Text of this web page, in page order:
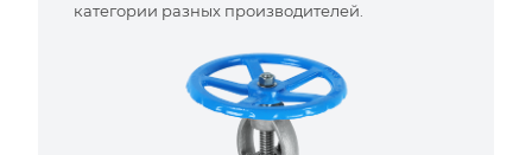
категории разных производителей.